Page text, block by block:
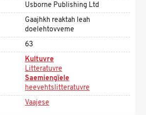
Usborne Publishing Ltd
Gaajhkh reaktah leah
doelehtovveme
63
Kultuvre
Litteratuvre
Saemiengïele
heevehtslitteratuvre
Vaajese